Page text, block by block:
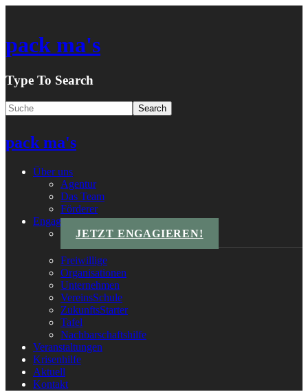
pack ma's
Type To Search
pack ma's
Über uns
Agentur
Das Team
Förderer
Engagements
JETZT ENGAGIEREN!
Freiwillige
Organisationen
Unternehmen
VereinsSchule
ZukunftsStarter
Tafel
Nachbarschaftshilfe
Veranstaltungen
Krisenhilfe
Aktuell
Kontakt